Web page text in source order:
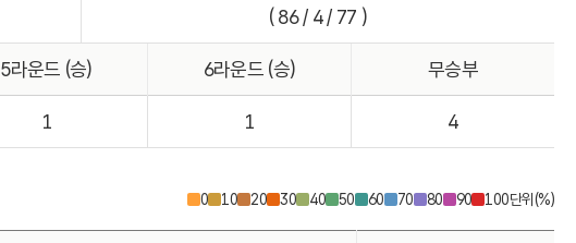
( 86 / 4 / 77 )
5라운드 (승) 6라운드 (승) 무승부
1 1 4
0 10 20 30 40 50 60 70 80 90 100단위(%)